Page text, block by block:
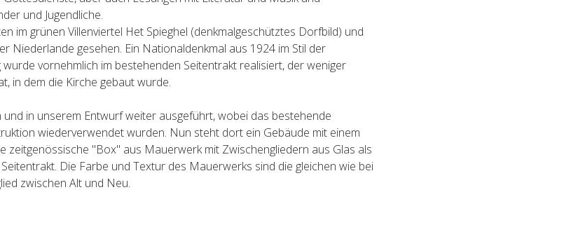
und Jugendliche.
im grünen Villenviertel Het Spieghel (denkmalgeschütztes Dorfbild) und
Niederlande gesehen. Ein Nationaldenkmal aus 1924 im Stil der
vornehmlich im bestehenden Seitentrakt realisiert, der weniger
in dem die Kirche gebaut wurde.
in unserem Entwurf weiter ausgeführt, wobei das bestehende
wiederverwendet wurden. Nun steht dort ein Gebäude mit einem
zeitgenössische "Box" aus Mauerwerk mit Zwischengliedern aus Glas als
Die Farbe und Textur des Mauerwerks sind die gleichen wie bei
zwischen Alt und Neu.